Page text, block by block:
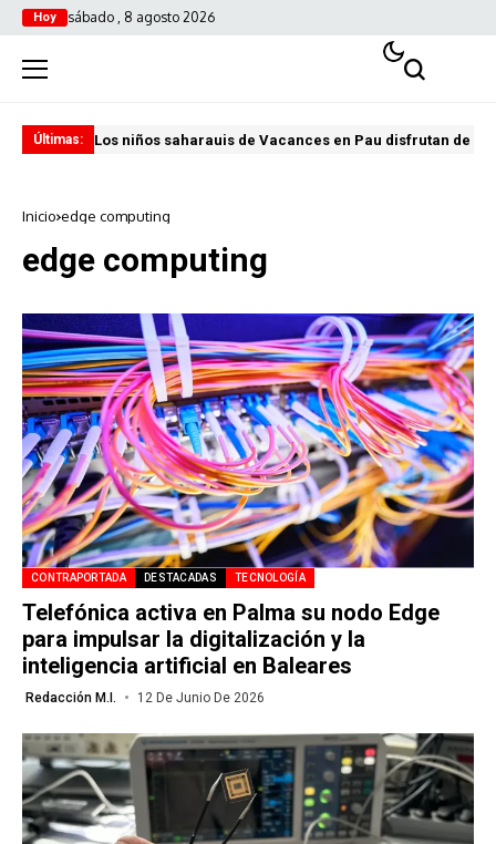
Hoy sábado , 8 agosto 2026
Últimas: Los niños saharauis de Vacances en Pau disfrutan de
Inicio edge computing
edge computing
CONTRAPORTADA DESTACADAS TECNOLOGÍA
Telefónica activa en Palma su nodo Edge
para impulsar la digitalización y la
inteligencia artificial en Baleares
Redacción M.I. 12 De Junio De 2026